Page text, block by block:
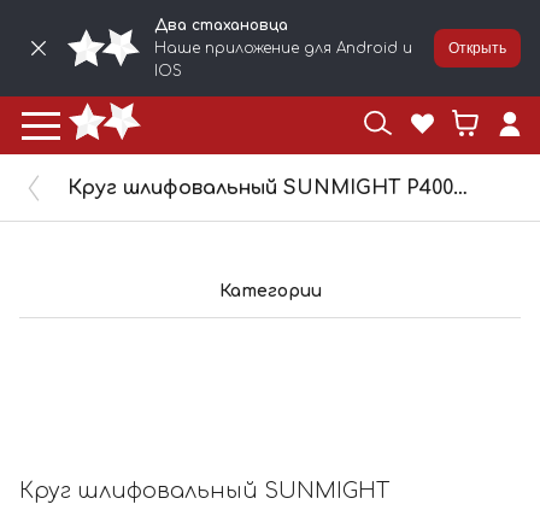
Два стахановца
Наше приложение для Android и
IOS
Открыть
Круг шлифовальный SUNMIGHT P400 GOLD Ø150 15 отв 44316
Категории
Круг шлифовальный SUNMIGHT